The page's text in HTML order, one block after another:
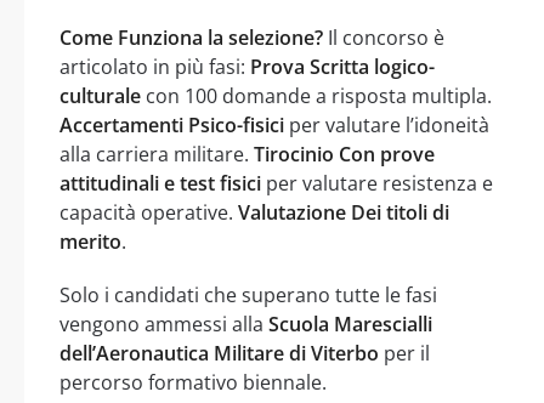
Come Funziona la selezione? Il concorso è
articolato in più fasi: Prova Scritta logico-
culturale con 100 domande a risposta multipla.
Accertamenti Psico-fisici per valutare l’idoneità
alla carriera militare. Tirocinio Con prove
attitudinali e test fisici per valutare resistenza e
capacità operative. Valutazione Dei titoli di
merito.
Solo i candidati che superano tutte le fasi
vengono ammessi alla Scuola Marescialli
dell’Aeronautica Militare di Viterbo per il
percorso formativo biennale.